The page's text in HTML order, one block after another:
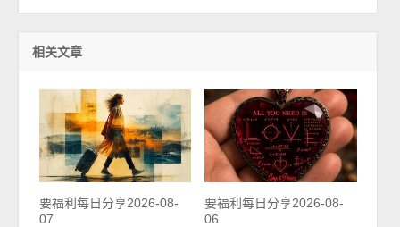
相关文章
要福利每日分享2026-08-
07
要福利每日分享2026-08-
06